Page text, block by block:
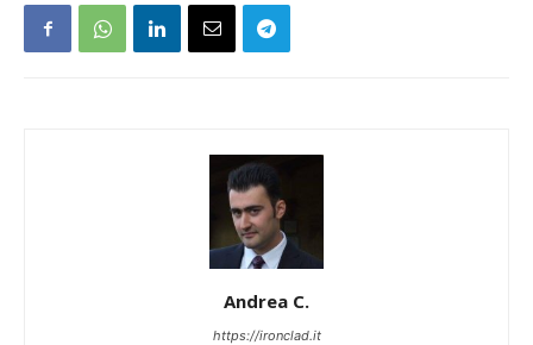
Andrea C.
https://ironclad.it